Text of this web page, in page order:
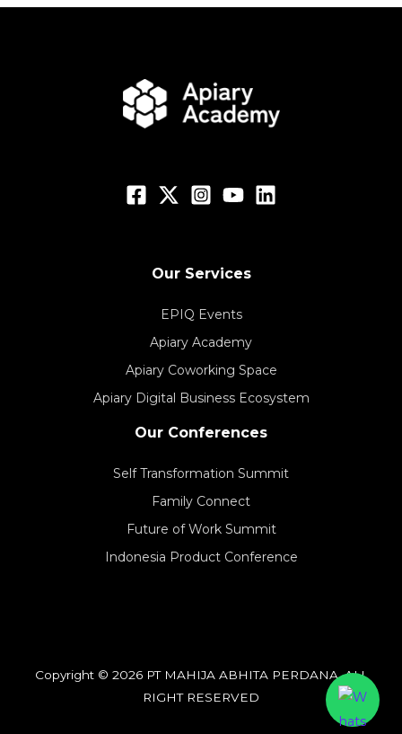
Our Services
EPIQ Events
Apiary Academy
Apiary Coworking Space
Apiary Digital Business Ecosystem
Our Conferences
Self Transformation Summit
Family Connect
Future of Work Summit
Indonesia Product Conference
Copyright © 2026 PT MAHIJA ABHITA PERDANA, ALL
RIGHT RESERVED